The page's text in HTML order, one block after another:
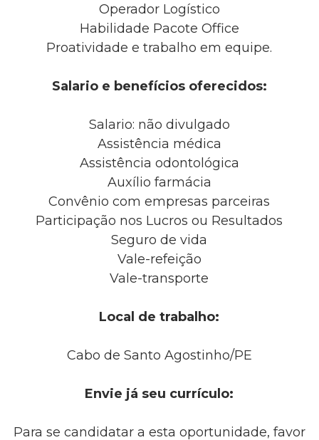
Operador Logístico
Habilidade Pacote Office
Proatividade e trabalho em equipe.
Salario e benefícios oferecidos:
Salario: não divulgado
Assistência médica
Assistência odontológica
Auxílio farmácia
Convênio com empresas parceiras
Participação nos Lucros ou Resultados
Seguro de vida
Vale-refeição
Vale-transporte
Local de trabalho:
Cabo de Santo Agostinho/PE
Envie já seu currículo:
Para se candidatar a esta oportunidade, favor